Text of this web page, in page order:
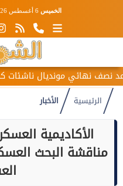
الخميس 6 أغسطس 2026
مونديال ناشئات كرة اليد
الرئيسية الأخبار
الأكاديمية
مناقشة البحث